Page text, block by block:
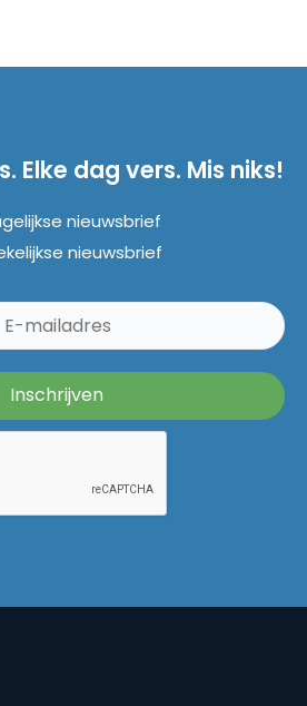
Elke dag vers. Mis niks!
nieuwsbrief
nieuwsbrief